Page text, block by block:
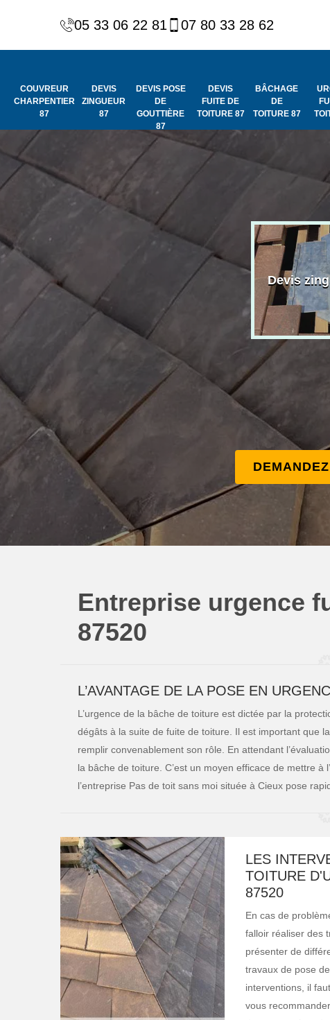
05 33 06 22 81 07 80 33 28 62
COUVREUR
CHARPENTIER
87
DEVIS
ZINGUEUR
87
DEVIS POSE
DE
GOUTTIÈRE
87
DEVIS
FUITE DE
TOITURE 87
BÂCHAGE
DE
TOITURE 87
et
de
toiture 87
Couvreur
charpentier 87
Devis
Entreprise urgence
87520
L’AVANTAGE DE LA POSE EN
L’urgence de la bâche de toiture est dictée par la
dégâts à la suite de fuite de toiture. Il est important que
remplir convenablement son rôle. En attendant
la bâche de toiture. C’est un moyen efficace de mettre à
l’entreprise Pas de toit sans moi située à Cieux pose
LES
TOITURE
87520
En cas de
falloir réaliser des
présenter de
travaux de pose
interventions, il
vous